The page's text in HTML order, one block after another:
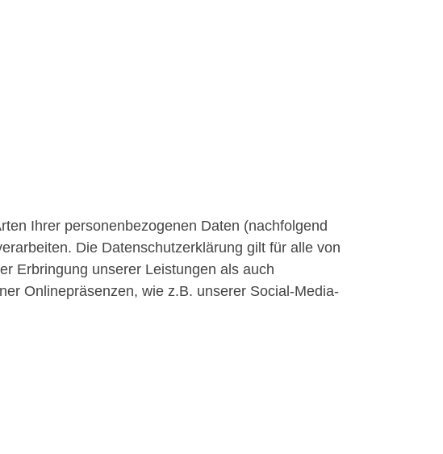
Ihrer personenbezogenen Daten (nachfolgend
Die Datenschutzerklärung gilt für alle von
Erbringung unserer Leistungen als auch
Onlinepräsenzen, wie z.B. unserer Social-Media-